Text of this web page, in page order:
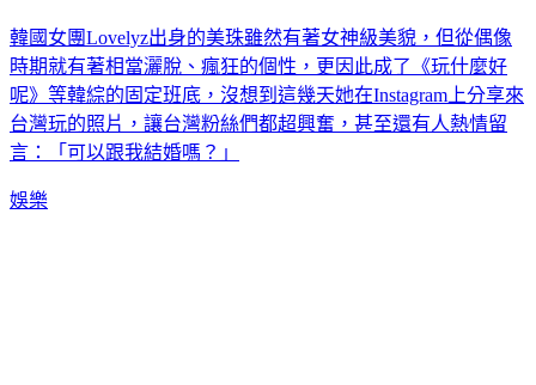
韓國女團Lovelyz出身的美珠雖然有著女神級美貌，但從偶像
時期就有著相當灑脫、瘋狂的個性，更因此成了《玩什麼好
呢》等韓綜的固定班底，沒想到這幾天她在Instagram上分享來
台灣玩的照片，讓台灣粉絲們都超興奮，甚至還有人熱情留
言：「可以跟我結婚嗎？」
娛樂